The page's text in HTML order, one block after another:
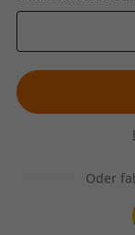
Oder